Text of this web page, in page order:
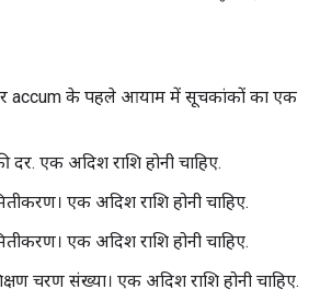
accum के पहले आयाम में सूचकांकों का एक
एक अदिश राशि होनी चाहिए.
एक अदिश राशि होनी चाहिए.
एक अदिश राशि होनी चाहिए.
चरण संख्या। एक अदिश राशि होनी चाहिए.